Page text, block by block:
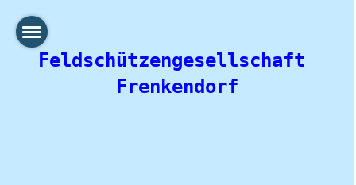
Feldschützengesellschaft
Frenkendorf